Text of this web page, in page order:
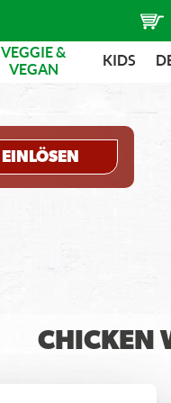
VEGGIE &
VEGAN
KIDS
EINLÖSEN
CHICKEN